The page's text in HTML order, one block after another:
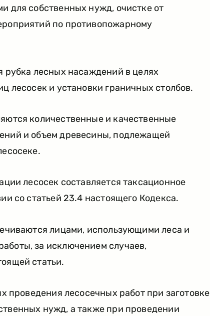
для собственных нужд, очистке от
по противопожарному
рубка лесных насаждений в целях
лесосек и установки граничных столбов.
количественные и качественные
и объем древесины, подлежащей
лесосек составляется таксационное
со статьей 23.4 настоящего Кодекса.
лицами, использующими леса и
за исключением случаев,
статьи.
проведения лесосечных работ при заготовке
нужд, а также при проведении